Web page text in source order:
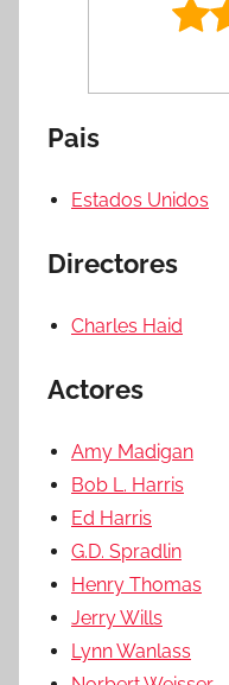
Pais
Estados Unidos
Directores
Charles Haid
Actores
Amy Madigan
Bob L. Harris
Ed Harris
G.D. Spradlin
Henry Thomas
Jerry Wills
Lynn Wanlass